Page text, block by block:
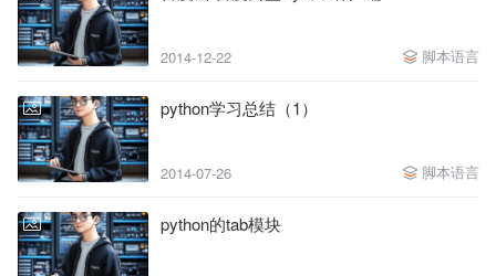
2014-12-22 脚本语言
python学习总结（1）
2014-07-26 脚本语言
python的tab模块